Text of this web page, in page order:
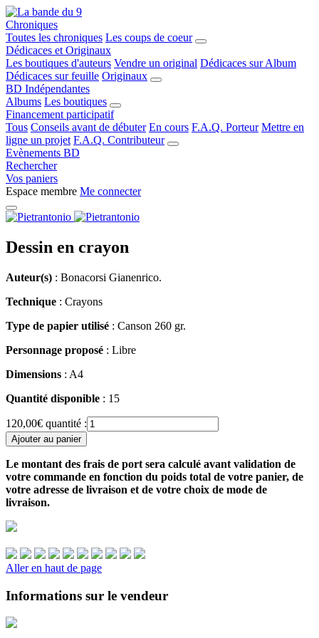
Chroniques
Toutes les chroniques Les coups de coeur
Dédicaces et Originaux
Les boutiques d'auteurs Vendre un original Dédicaces sur Album
Dédicaces sur feuille Originaux
BD Indépendantes
Albums Les boutiques
Financement participatif
Tous Conseils avant de débuter En cours F.A.Q. Porteur Mettre en
ligne un projet F.A.Q. Contributeur
Evènements BD
Rechercher
Vos paniers
Espace membre Me connecter
Dessin en crayon
Auteur(s) : Bonacorsi Gianenrico.
Technique : Crayons
Type de papier utilisé : Canson 260 gr.
Personnage proposé : Libre
Dimensions : A4
Quantité disponible : 15
120,00€ quantité :
Ajouter au panier
Le montant des frais de port sera calculé avant validation de
votre commande en fonction du poids total de votre panier, de
votre adresse de livraison et de votre choix de mode de
livraison.
Aller en haut de page
Informations sur le vendeur